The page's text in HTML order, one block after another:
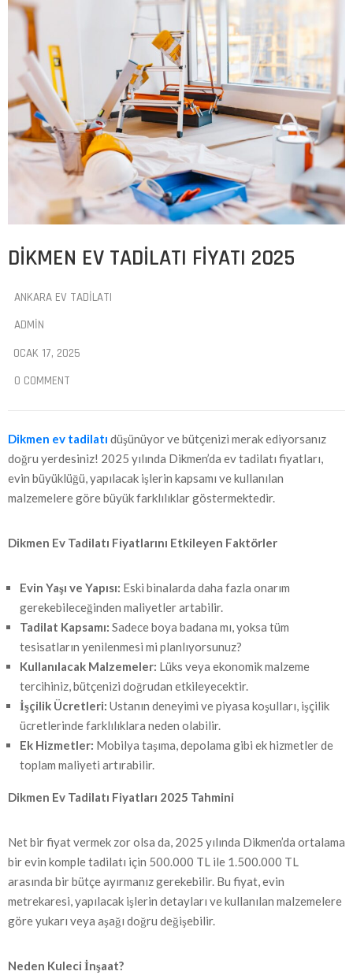
DIKMEN EV TADILATI FIYATI 2025
ANKARA EV TADILATI
ADMIN
OCAK 17, 2025
0 COMMENT
Dikmen ev tadilatı düşünüyor ve bütçenizi merak ediyorsanız
doğru yerdesiniz! 2025 yılında Dikmen’da ev tadilatı fiyatları,
evin büyüklüğü, yapılacak işlerin kapsamı ve kullanılan
malzemelere göre büyük farklılıklar göstermektedir.
Dikmen Ev Tadilatı Fiyatlarını Etkileyen Faktörler
Evin Yaşı ve Yapısı: Eski binalarda daha fazla onarım
gerekebileceğinden maliyetler artabilir.
Tadilat Kapsamı: Sadece boya badana mı, yoksa tüm
tesisatların yenilenmesi mi planlıyorsunuz?
Kullanılacak Malzemeler: Lüks veya ekonomik malzeme
tercihiniz, bütçenizi doğrudan etkileyecektir.
İşçilik Ücretleri: Ustanın deneyimi ve piyasa koşulları, işçilik
ücretlerinde farklılıklara neden olabilir.
Ek Hizmetler: Mobilya taşıma, depolama gibi ek hizmetler de
toplam maliyeti artırabilir.
Dikmen Ev Tadilatı Fiyatları 2025 Tahmini
Net bir fiyat vermek zor olsa da, 2025 yılında Dikmen’da ortalama
bir evin komple tadilatı için 500.000 TL ile 1.500.000 TL
arasında bir bütçe ayırmanız gerekebilir. Bu fiyat, evin
metrekaresi, yapılacak işlerin detayları ve kullanılan malzemelere
göre yukarı veya aşağı doğru değişebilir.
Neden Kuleci İnşaat?